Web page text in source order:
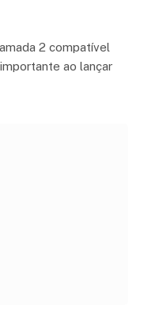
2 compatível
ao lançar